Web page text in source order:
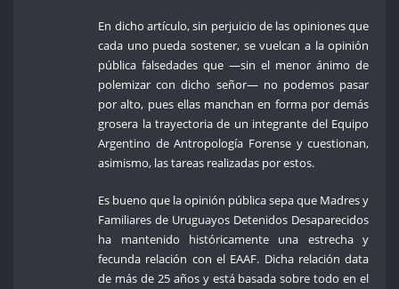
En dicho artículo, sin perjuicio de las opiniones que
cada uno pueda sostener, se vuelcan a la opinión
pública falsedades que —sin el menor ánimo de
polemizar con dicho señor— no podemos pasar
por alto, pues ellas manchan en forma por demás
grosera la trayectoria de un integrante del Equipo
Argentino de Antropología Forense y cuestionan,
asimismo, las tareas realizadas por estos.
Es bueno que la opinión pública sepa que Madres y
Familiares de Uruguayos Detenidos Desaparecidos
ha mantenido históricamente una estrecha y
fecunda relación con el EAAF. Dicha relación data
de más de 25 años y está basada sobre todo en el